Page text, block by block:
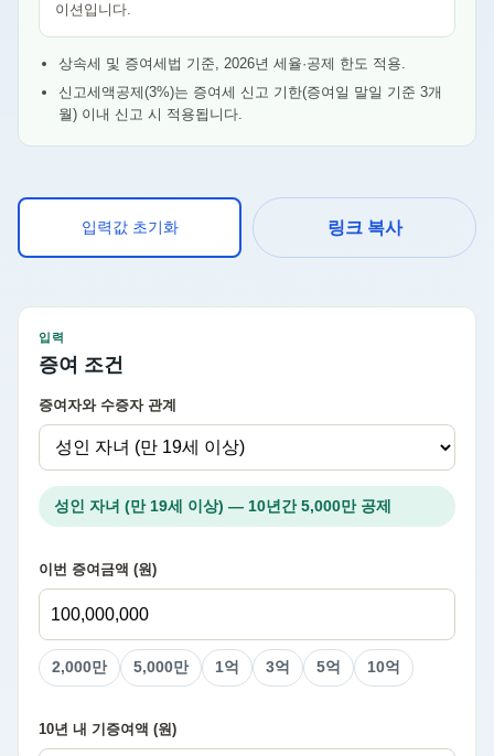
이션입니다.
상속세 및 증여세법 기준, 2026년 세율·공제 한도 적용.
신고세액공제(3%)는 증여세 신고 기한(증여일 말일 기준 3개
월) 이내 신고 시 적용됩니다.
입력값 초기화 링크 복사
입력
증여 조건
증여자와 수증자 관계
성인 자녀 (만 19세 이상) — 10년간 5,000만 공제
이번 증여금액 (원)
2,000만 5,000만 1억 3억 5억 10억
10년 내 기증여액 (원)